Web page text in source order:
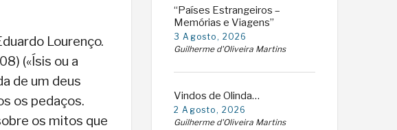
Lourenço.
(«Ísis ou a
de um deus
os pedaços.
os mitos que
“Países Estrangeiros –
Memórias e Viagens”
3 Agosto, 2026
Guilherme d'Oliveira Martins
Vindos de Olinda…
2 Agosto, 2026
Guilherme d'Oliveira Martins